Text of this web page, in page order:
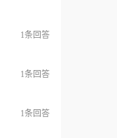
1条回答
1条回答
1条回答